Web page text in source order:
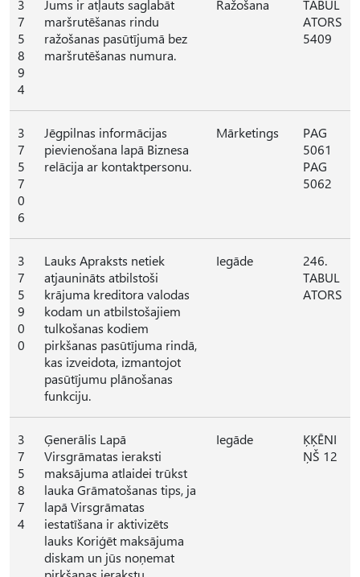
3
7
5
8
9
4
Jums ir atļauts saglabāt
maršrutēšanas rindu
ražošanas pasūtījumā bez
maršrutēšanas numura.
Ražošana
TABUL
ATORS
5409
3
7
5
7
0
6
Jēgpilnas informācijas
pievienošana lapā Biznesa
relācija ar kontaktpersonu.
Mārketings
PAG
5061
PAG
5062
3
7
5
9
0
0
Lauks Apraksts netiek
atjaunināts atbilstoši
krājuma kreditora valodas
kodam un atbilstošajiem
tulkošanas kodiem
pirkšanas pasūtījuma rindā,
kas izveidota, izmantojot
pasūtījumu plānošanas
funkciju.
Iegāde
246.
TABUL
ATORS
3
7
5
8
7
4
Ģenerālis Lapā
Virsgrāmatas ieraksti
maksājuma atlaidei trūkst
lauka Grāmatošanas tips, ja
lapā Virsgrāmatas
iestatīšana ir aktivizēts
lauks Koriģēt maksājuma
diskam un jūs noņemat
Iegāde
ĶĶĒNI
ŅŠ 12